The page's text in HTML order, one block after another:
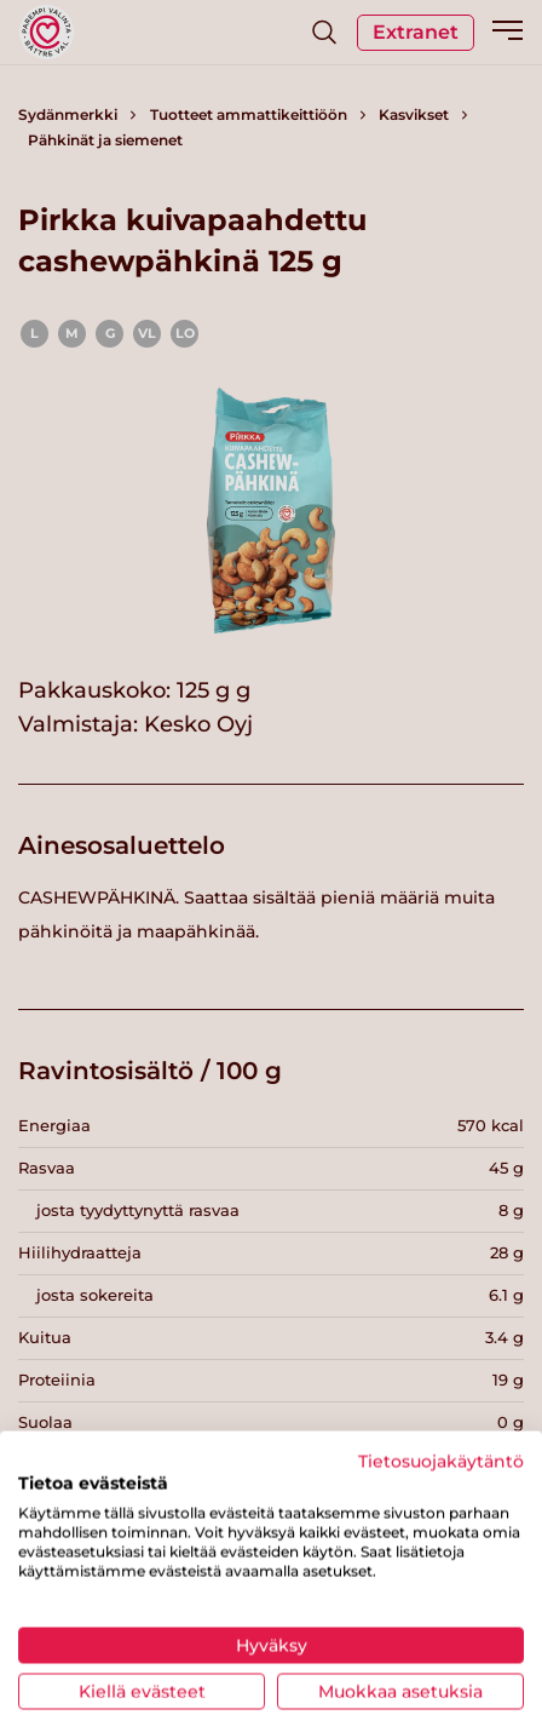
Extranet
Sydänmerkki Tuotteet ammattikeittiöön
Kasvikset
Pähkinät ja siemenet
Pirkka kuivapaahdettu
cashewpähkinä 125 g
L M G VL LO
Pakkauskoko: 125 g g
Valmistaja: Kesko Oyj
Ainesosaluettelo
CASHEWPÄHKINÄ. Saattaa sisältää pieniä määriä muita
pähkinöitä ja maapähkinää.
Ravintosisältö / 100 g
Energiaa 570 kcal
Rasvaa 45 g
josta tyydyttynyttä rasvaa 8 g
Hiilihydraatteja 28 g
josta sokereita 6.1 g
Kuitua 3.4 g
Proteiinia 19 g
Suolaa 0 g
Tulosta sivu Jaa tuote
Tietosuojakäytäntö
Tietoa evästeistä
Käytämme tällä sivustolla evästeitä taataksemme sivuston parhaan
mahdollisen toiminnan. Voit hyväksyä kaikki evästeet, muokata omia
evästeasetuksiasi tai kieltää evästeiden käytön. Saat lisätietoja
käyttämistämme evästeistä avaamalla asetukset.
Hyväksy
Kiellä evästeet Muokkaa asetuksia